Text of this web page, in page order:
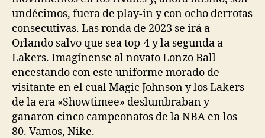
undécimos, fuera de play-in y con ocho derrotas
consecutivas. Las ronda de 2023 se irá a
Orlando salvo que sea top-4 y la segunda a
Lakers. Imagínense al novato Lonzo Ball
encestando con este uniforme morado de
visitante en el cual Magic Johnson y los Lakers
de la era «Showtimee» deslumbraban y
ganaron cinco campeonatos de la NBA en los
80. Vamos, Nike.